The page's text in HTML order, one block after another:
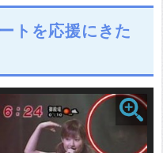
トを応援にきた